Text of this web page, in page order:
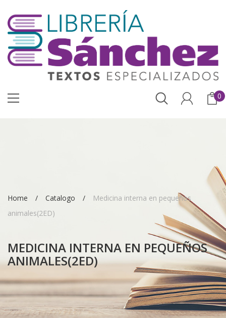
0
Home Catalogo
Medicina interna en pequeños
animales(2ED)
MEDICINA INTERNA EN PEQUEÑOS
ANIMALES(2ED)